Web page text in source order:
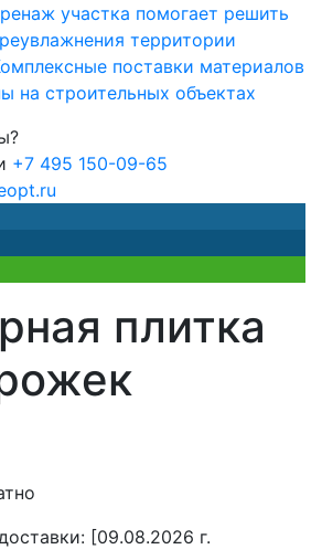
участка помогает решить
территории
поставки материалов
на строительных объектах
+7 495 150-09-65
плитка
[09.08.2026 г.